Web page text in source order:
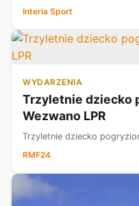
walki w turnieju WTA 1000
rundzie zmierzyła się z ...
Interia Sport
WYDARZENIA
Trzyletnie dziecko
Wezwano LPR
Trzyletnie dziecko
RMF24